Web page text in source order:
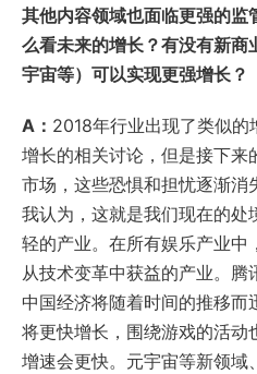
其他内容领域也面临更强的监
么看未来的增长？有没有新商
宇宙等）可以实现更强增长？
A： 2018年行业出现了类似
增长的相关讨论，但是接下来
市场，这些恐惧和担忧逐渐消
我认为，这就是我们现在的处
轻的产业。在所有娱乐产业中
从技术变革中获益的产业。腾
中国经济将随着时间的推移而
将更快增长，围绕游戏的活动
增速会更快。元宇宙等新领域